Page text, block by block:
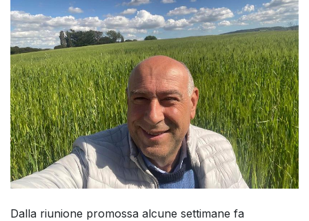
Dalla riunione promossa alcune settimane fa